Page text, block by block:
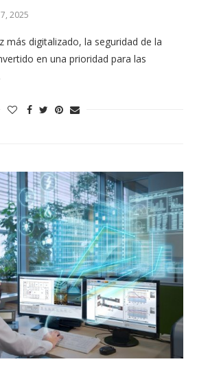
2025
más digitalizado, la seguridad de la
en una prioridad para las